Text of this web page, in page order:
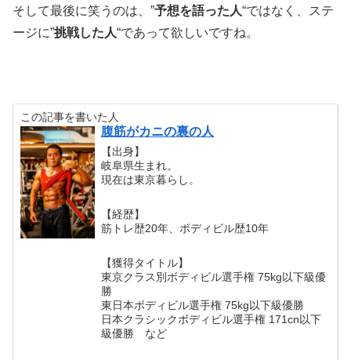
そして最後に笑うのは、”予想を語った人“ではなく、ステ
ージに”挑戦した人“であって欲しいですね。
この記事を書いた人
腹筋がカニの裏の人
【出身】
岐阜県生まれ。
現在は東京暮らし。
【経歴】
筋トレ歴20年、ボディビル歴10年
【獲得タイトル】
東京クラス別ボディビル選手権 75kg以下級優
勝
東日本ボディビル選手権 75kg以下級優勝
日本クラシックボディビル選手権 171cn以下
級優勝 など